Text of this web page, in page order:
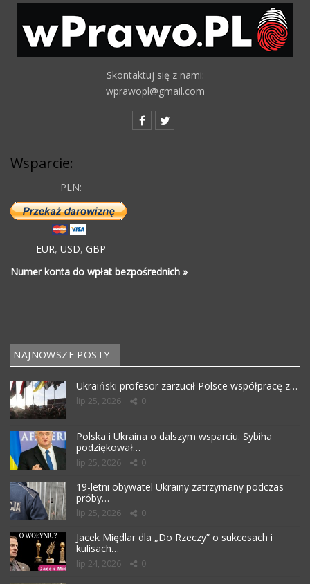
Skontaktuj się z nami:
wprawopl@gmail.com
Wsparcie:
PLN:
EUR, USD, GBP
Numer konta do wpłat bezpośrednich »
NAJNOWSZE POSTY
Ukraiński profesor zarzucił Polsce współpracę z…
lip 25, 2026 0
Polska i Ukraina o dalszym wsparciu. Sybiha
podziękował…
lip 25, 2026 0
19-letni obywatel Ukrainy zatrzymany podczas
próby…
lip 25, 2026 0
Jacek Międlar dla „Do Rzeczy” o sukcesach i
kulisach…
lip 24, 2026 0